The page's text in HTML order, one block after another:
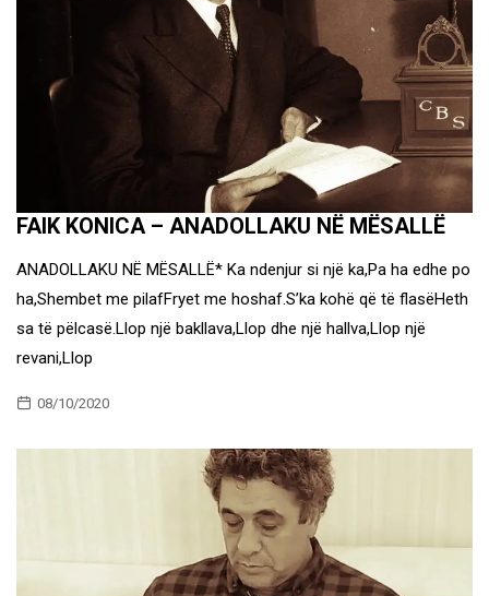
FAIK KONICA – ANADOLLAKU NË MËSALLË
ANADOLLAKU NË MËSALLË* Ka ndenjur si një ka,Pa ha edhe po
ha,Shembet me pilafFryet me hoshaf.S’ka kohë që të flasëHeth
sa të pëlcasë.Llop një bakllava,Llop dhe një hallva,Llop një
revani,Llop
08/10/2020